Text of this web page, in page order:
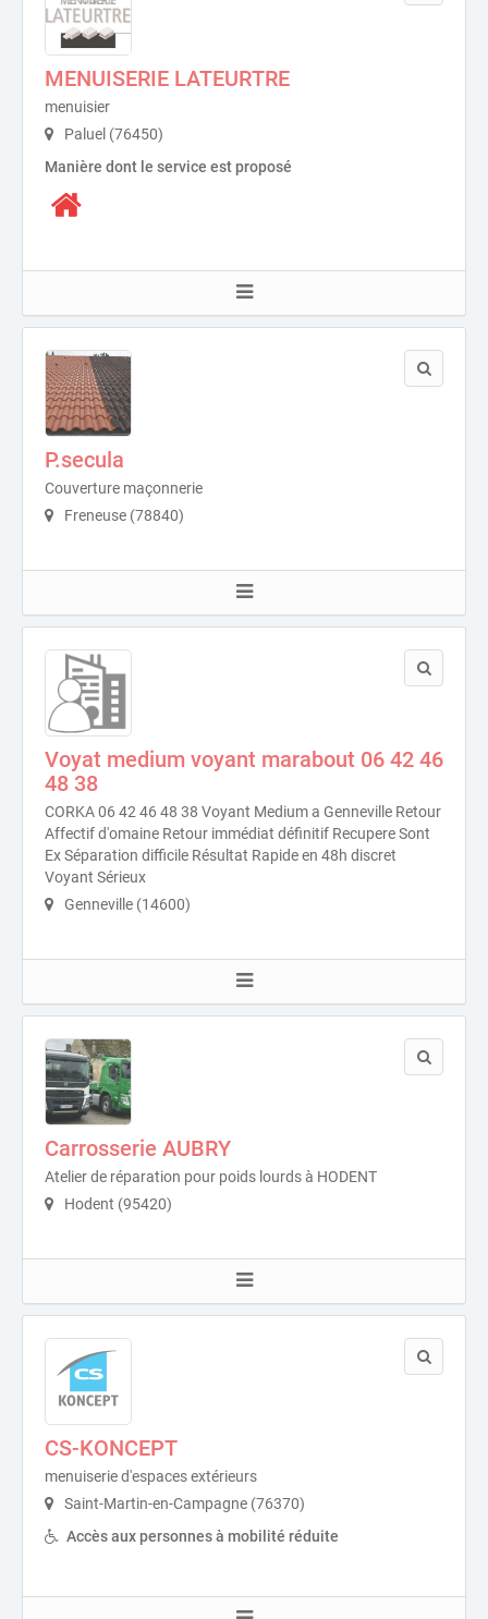
MENUISERIE LATEURTRE
menuisier
Paluel (76450)
Manière dont le service est proposé
P.secula
Couverture maçonnerie
Freneuse (78840)
Voyat medium voyant marabout 06 42 46
48 38
CORKA 06 42 46 48 38 Voyant Medium a Genneville Retour
Affectif d'omaine Retour immédiat définitif Recupere Sont
Ex Séparation difficile Résultat Rapide en 48h discret
Voyant Sérieux
Genneville (14600)
Carrosserie AUBRY
Atelier de réparation pour poids lourds à HODENT
Hodent (95420)
CS-KONCEPT
menuiserie d'espaces extérieurs
Saint-Martin-en-Campagne (76370)
Accès aux personnes à mobilité réduite